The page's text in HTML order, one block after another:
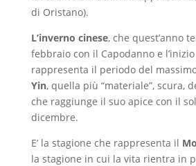
di Oristano).
L’inverno cinese, che quest’anno
febbraio con il Capodanno e
rappresenta il periodo del
Yin, quella più “materiale”, scura,
che raggiunge il suo apice con il
dicembre.
E’ la stagione che rappresenta il
la stagione in cui la vita rientra in